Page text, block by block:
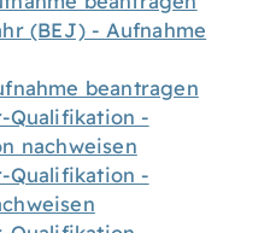
(BEJ) - Aufnahme
beantragen
Qualifikation -
nachweisen
Qualifikation -